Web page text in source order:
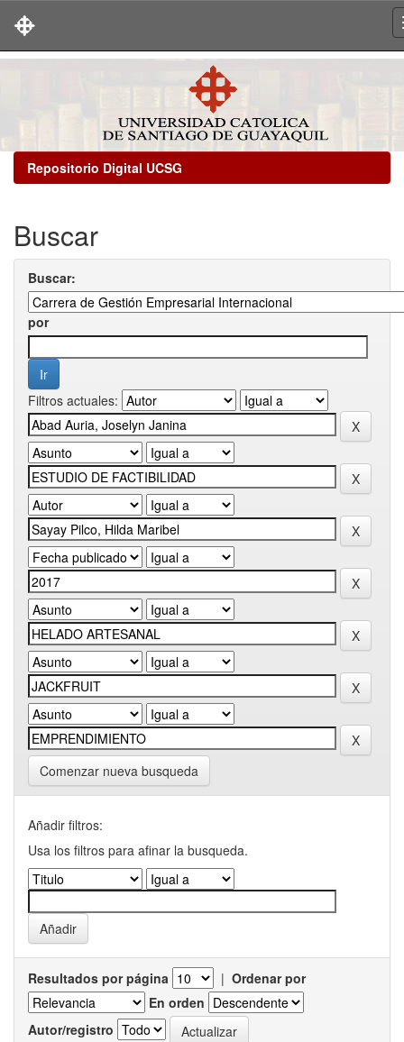
Repositorio Digital UCSG
Buscar
Buscar:
por
Filtros actuales:
Comenzar nueva busqueda
Añadir filtros:
Usa los filtros para afinar la busqueda.
Resultados por página | Ordenar por
En orden
Autor/registro